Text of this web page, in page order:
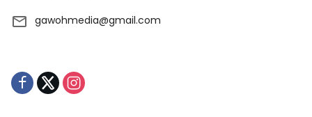
gawohmedia@gmail.com